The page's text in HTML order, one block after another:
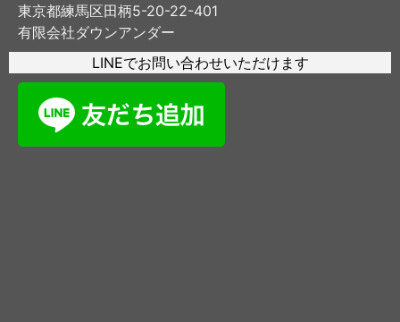
東京都練馬区田柄5-20-22-401
有限会社ダウンアンダー
LINEでお問い合わせいただけます